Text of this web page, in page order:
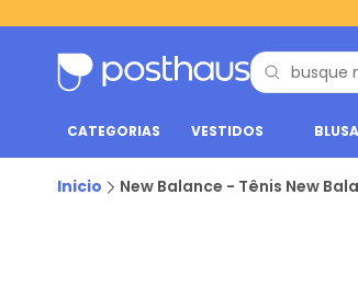
CATEGORIAS VESTIDOS
Inicio New Balance - Tênis New